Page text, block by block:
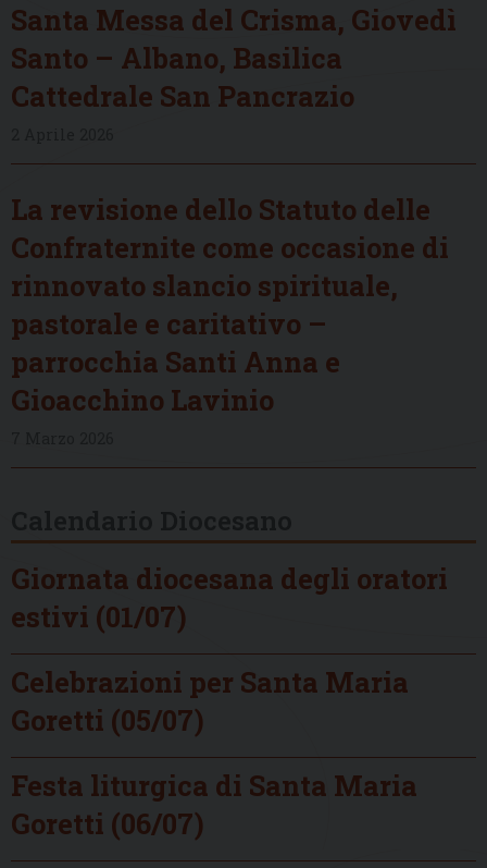
Santa Messa del Crisma, Giovedì
Santo – Albano, Basilica
Cattedrale San Pancrazio
La revisione dello Statuto delle
Confraternite come occasione di
rinnovato slancio spirituale,
pastorale e caritativo –
parrocchia Santi Anna e
Gioacchino Lavinio
Giornata diocesana degli oratori
estivi (01/07)
Celebrazioni per Santa Maria
Goretti (05/07)
Festa liturgica di Santa Maria
Goretti (06/07)